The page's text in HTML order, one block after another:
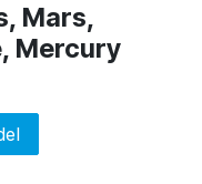
Mars,
Mercury